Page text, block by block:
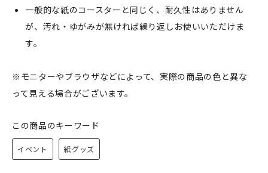
一般的な紙のコースターと同じく、耐久性はありません
が、汚れ・ゆがみが無ければ繰り返しお使いいただけま
す。
※モニターやブラウザなどによって、実際の商品の色と異な
って見える場合がございます。
この商品のキーワード
イベント 紙グッズ